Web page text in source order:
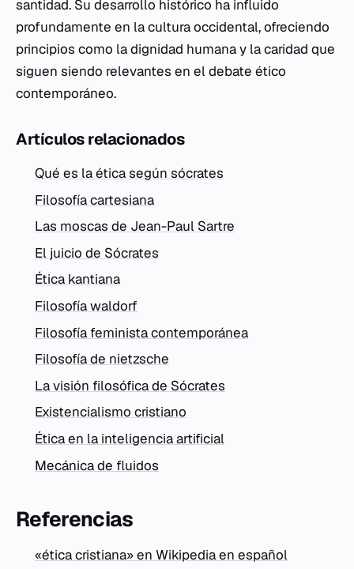
santidad. Su desarrollo histórico ha influido
profundamente en la cultura occidental, ofreciendo
principios como la dignidad humana y la caridad que
siguen siendo relevantes en el debate ético
contemporáneo.
Artículos relacionados
Qué es la ética según sócrates
Filosofía cartesiana
Las moscas de Jean-Paul Sartre
El juicio de Sócrates
Ética kantiana
Filosofía waldorf
Filosofía feminista contemporánea
Filosofía de nietzsche
La visión filosófica de Sócrates
Existencialismo cristiano
Ética en la inteligencia artificial
Mecánica de fluidos
Referencias
«ética cristiana» en Wikipedia en español